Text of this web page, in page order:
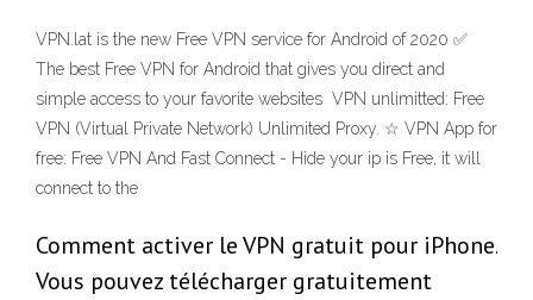
VPN.lat is the new Free VPN service for Android of 2020 ✅
The best Free VPN for Android that gives you direct and
simple access to your favorite websites VPN unlimitted: Free
VPN (Virtual Private Network) Unlimited Proxy. ☆ VPN App for
free: Free VPN And Fast Connect - Hide your ip is Free, it will
connect to the
Comment activer le VPN gratuit pour iPhone.
Vous pouvez télécharger gratuitement